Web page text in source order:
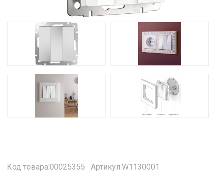
Код товара:00025355
Артикул:W1130001